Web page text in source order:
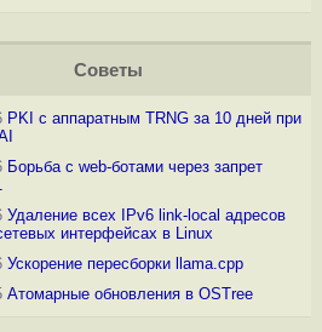
Советы
PKI с аппаратным TRNG за 10 дней при
Борьба с web-ботами через запрет
Удаление всех IPv6 link-local адресов
интерфейсах в Linux
Ускорение пересборки llama.cpp
Атомарные обновления в OSTree